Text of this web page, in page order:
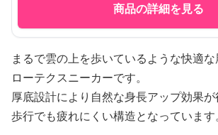
商品の詳細を見る
まるで雲の上を歩いているような快適
ローテクスニーカーです。
厚底設計により自然な身長アップ効果
歩行でも疲れにくい構造となっています。